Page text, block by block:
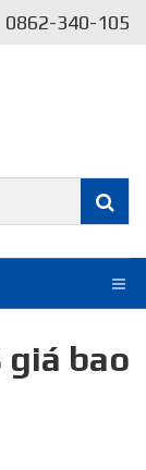
0862-340-105
giá bao